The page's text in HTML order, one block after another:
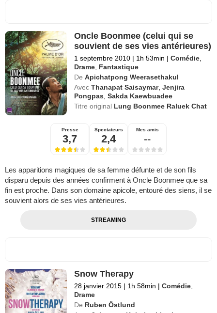
Oncle Boonmee (celui qui se
souvient de ses vies antérieures)
1 septembre 2010 | 1h 53min | Comédie
Drame Fantastique
De Apichatpong Weerasethakul
Avec Thanapat Saisaymar,Jenjira
Pongpas ,Sakda Kaewbuadee
Titre original Lung Boonmee Raluek Chat
Presse
3,7
Spectateurs
2,4
Mes amis
--
Les apparitions magiques de sa femme défunte et de son fils
disparu depuis des années confirment à Oncle Boonmee que sa
fin est proche. Dans son domaine apicole, entouré des siens, il se
souvient alors de ses vies antérieures.
STREAMING
Snow Therapy
28 janvier 2015 | 1h 58min | Comédie
Drame
De Ruben Östlund